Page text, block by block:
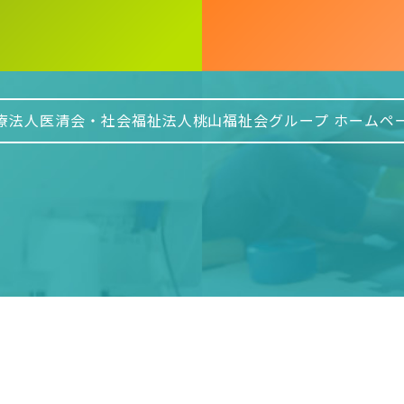
法人医清会・社会福祉法人桃山福祉会グループ ホームペ